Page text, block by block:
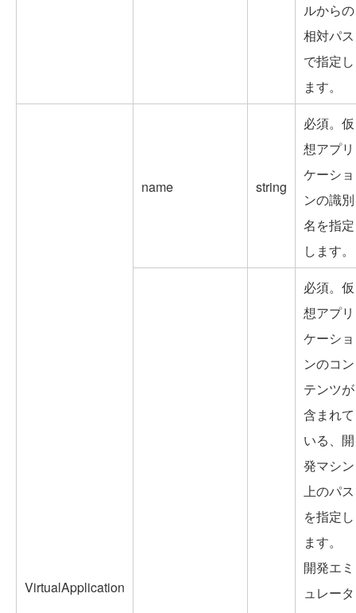
ルからの
相対パス
で指定し
ます。
VirtualApplication
name string
必須。仮
想アプリ
ケーショ
ンの識別
名を指定
します。
必須。仮
想アプリ
ケーショ
ンのコン
テンツが
含まれて
いる、開
発マシン
上のパス
を指定し
ます。
開発エミ
ュレータ